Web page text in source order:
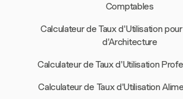
Comptables
Calculateur de Taux d'Utilisation
d'Architecture
Calculateur de Taux d'Utilisation
Calculateur de Taux d'Utilisation